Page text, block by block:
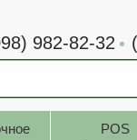
982-82-32
POS